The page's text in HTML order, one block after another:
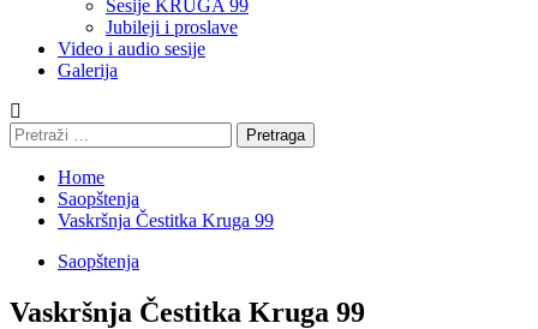
Sesije KRUGA 99
Jubileji i proslave
Video i audio sesije
Galerija
Pretraga:
Home
Saopštenja
Vaskršnja Čestitka Kruga 99
Saopštenja
Vaskršnja Čestitka Kruga 99